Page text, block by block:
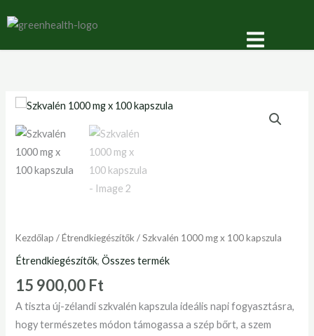
to
Kezdőlap /Étrendkiegészítők / Szkvalén 1000 mg x 100 kapszula
Étrendkiegészítők,Összes termék
15 900,00 Ft
A tiszta új-zélandi szkvalén kapszula ideális napi fogyasztásra,
hogy természetes módon támogassa a szép bőrt, a szem
Szkvalén
1000
mg
x
100
-10% kedvezmény |
KUPON10 | Minden termékünkre!